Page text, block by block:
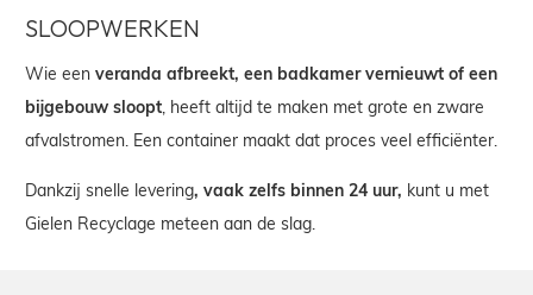
SLOOPWERKEN
Wie een veranda afbreekt, een badkamer vernieuwt of een
bijgebouw sloopt, heeft altijd te maken met grote en zware
afvalstromen. Een container maakt dat proces veel efficiënter.
Dankzij snelle levering, vaak zelfs binnen 24 uur, kunt u met
Gielen Recyclage meteen aan de slag.